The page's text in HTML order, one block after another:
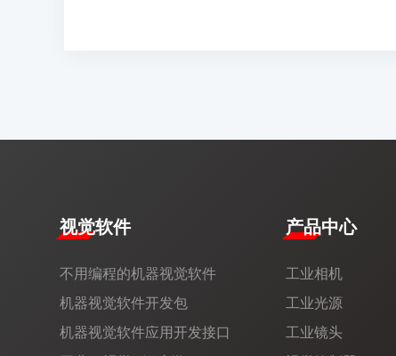
视觉软件
不用编程的机器视觉软件
机器视觉软件开发包
机器视觉软件应用开发接口
产品中心
工业相机
工业光源
工业镜头